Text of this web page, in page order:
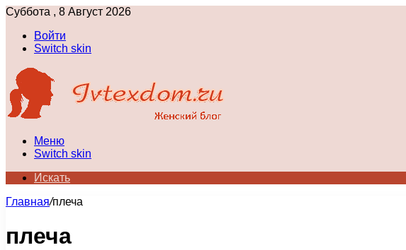
Суббота , 8 Август 2026
Войти
Switch skin
Меню
Switch skin
Искать
Главная/плеча
плеча